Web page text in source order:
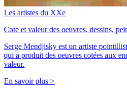
Les artistes du XXe
Cote et valeur des oeuvres, dessins,
Serge Mendjisky est un artiste
qui a produit des oeuvres cotées aux
valeur.
En savoir plus >